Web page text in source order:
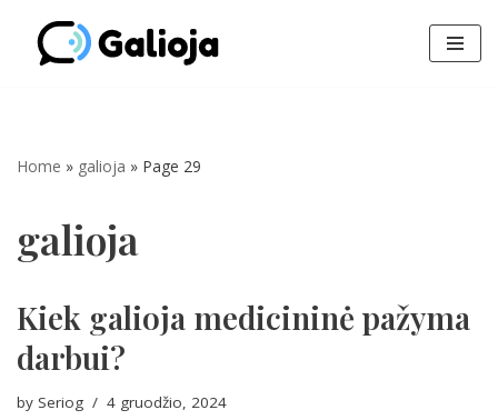
Skip
Home » galioja » Page 29
galioja
Kiek galioja medicininė pažyma
darbui?
by Seriog 4 gruodžio, 2024